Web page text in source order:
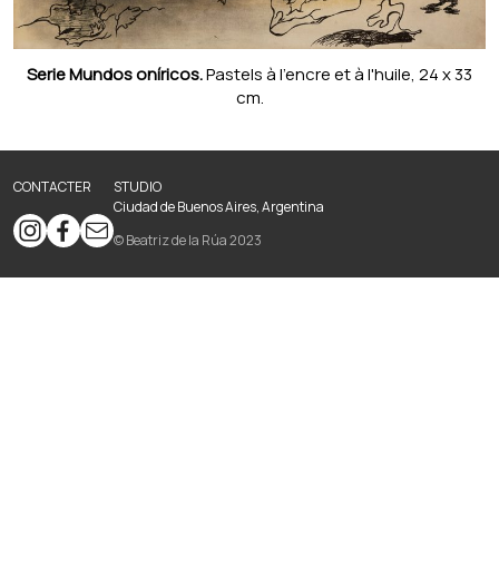
Actualités
Serie Mundos oníricos.Pastels à l'encre et à l'huile, 24 x 33
cm.
CONTACTER
STUDIO
Ciudad de Buenos Aires, Argentina
© Beatriz de la Rúa 2023